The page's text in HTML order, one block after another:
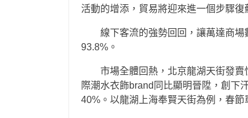
活動的增添，貿易將迎來進一個步驟復
線下客流的強勢回回，讓萬達商
93.8%。
市場全體回熱，北京龍湖天街發
際潮水衣飾brand同比顯明晉陞，創下
40%。以龍湖上海奉賢天街為例，春